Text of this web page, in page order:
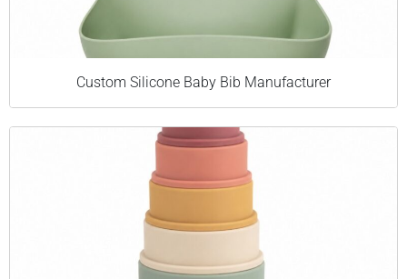
Custom Silicone Baby Bib Manufacturer